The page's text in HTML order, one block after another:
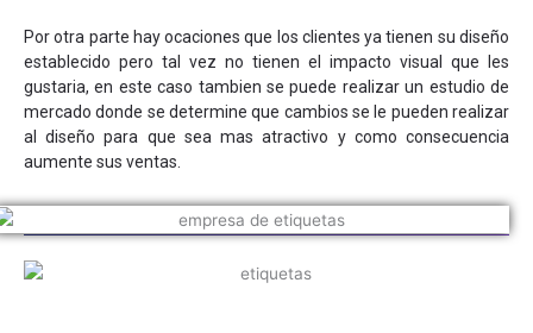
Por otra parte hay ocaciones que los clientes ya tienen su diseño
establecido pero tal vez no tienen el impacto visual que les
gustaria, en este caso tambien se puede realizar un estudio de
mercado donde se determine que cambios se le pueden realizar
al diseño para que sea mas atractivo y como consecuencia
aumente sus ventas.